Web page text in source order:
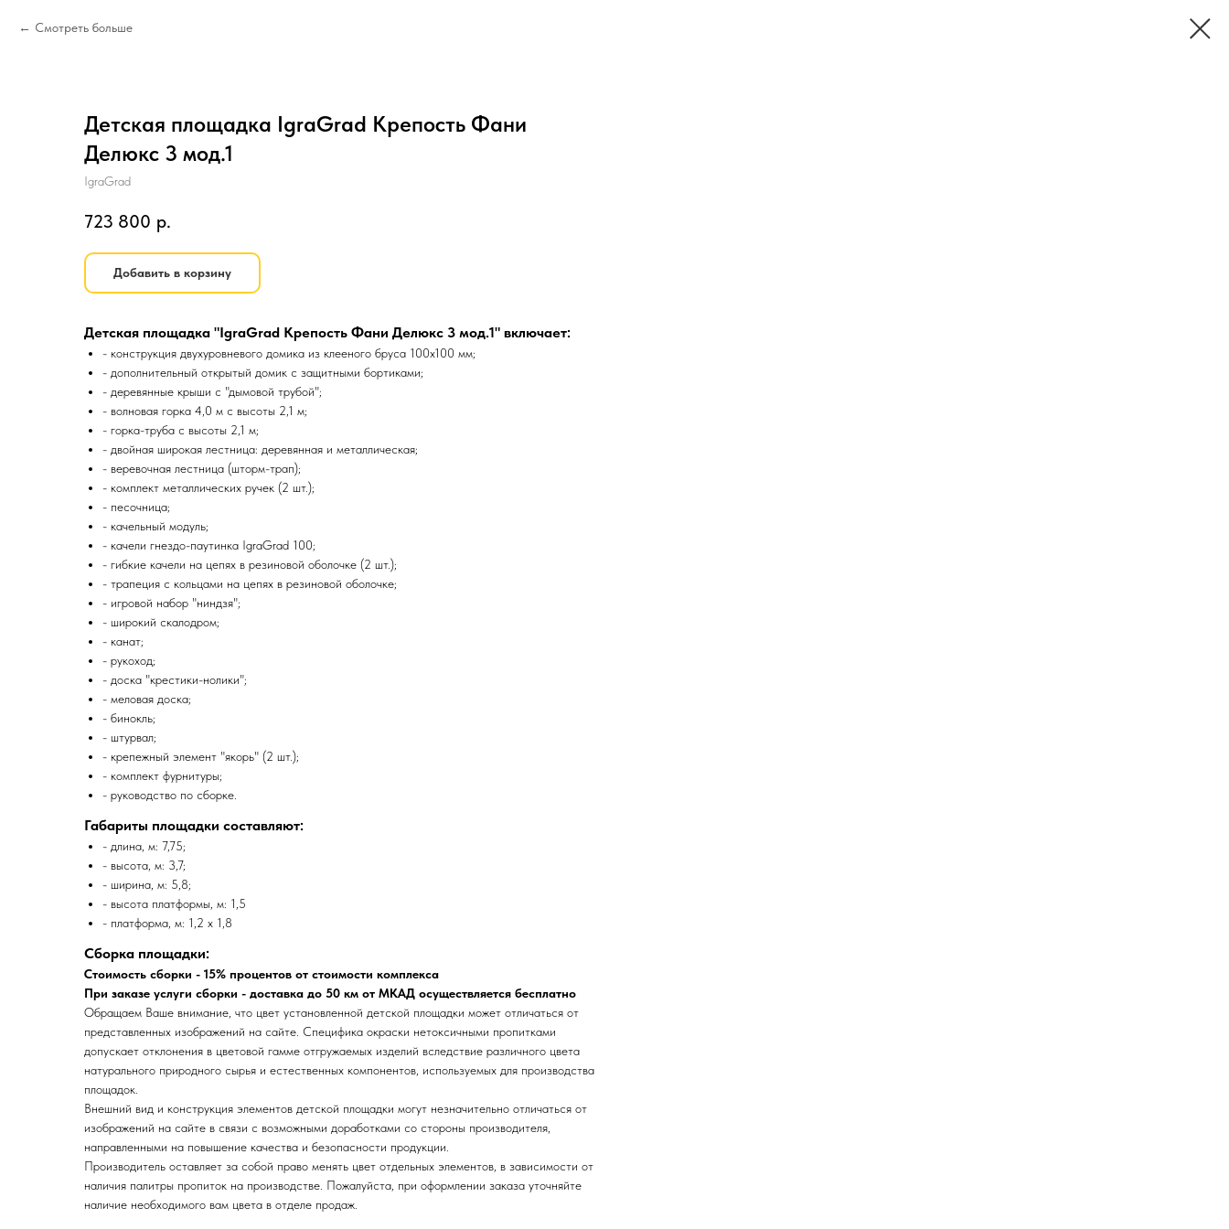
Смотреть больше
Детская площадка IgraGrad Крепость Фани
Делюкс 3 мод.1
IgraGrad
723 800 р.
Добавить в корзину
Детская площадка "IgraGrad Крепость Фани Делюкс 3 мод.1" включает:
- конструкция двухуровневого домика из клееного бруса 100х100 мм;
- дополнительный открытый домик с защитными бортиками;
- деревянные крыши с "дымовой трубой";
- волновая горка 4,0 м c высоты 2,1 м;
- горка-труба c высоты 2,1 м;
- двойная широкая лестница: деревянная и металлическая;
- веревочная лестница (шторм-трап);
- комплект металлических ручек (2 шт.);
- песочница;
- качельный модуль;
- качели гнездо-паутинка IgraGrad 100;
- гибкие качели на цепях в резиновой оболочке (2 шт.);
- трапеция с кольцами на цепях в резиновой оболочке;
- игровой набор "ниндзя";
- широкий скалодром;
- канат;
- рукоход;
- доска "крестики-нолики";
- меловая доска;
- бинокль;
- штурвал;
- крепежный элемент "якорь" (2 шт.);
- комплект фурнитуры;
- руководство по сборке.
Габариты площадки составляют:
- длина, м: 7,75;
- высота, м: 3,7;
- ширина, м: 5,8;
- высота платформы, м: 1,5
- платформа, м: 1,2 х 1,8
Сборка площадки:
Стоимость сборки - 15% процентов от стоимости комплекса
При заказе услуги сборки - доставка до 50 км от МКАД осуществляется бесплатно
Обращаем Ваше внимание, что цвет установленной детской площадки может отличаться от
представленных изображений на сайте. Специфика окраски нетоксичными пропитками
допускает отклонения в цветовой гамме отгружаемых изделий вследствие различного цвета
натурального природного сырья и естественных компонентов, используемых для производства
площадок.
Внешний вид и конструкция элементов детской площадки могут незначительно отличаться от
изображений на сайте в связи с возможными доработками со стороны производителя,
направленными на повышение качества и безопасности продукции.
Производитель оставляет за собой право менять цвет отдельных элементов, в зависимости от
наличия палитры пропиток на производстве. Пожалуйста, при оформлении заказа уточняйте
наличие необходимого вам цвета в отделе продаж.